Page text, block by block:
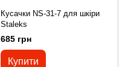
Кусачки NS-31-7 для шкіри
Staleks
685 грн
Купити